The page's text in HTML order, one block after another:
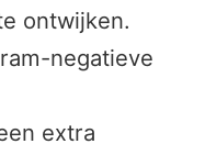
ontwijken.
negatieve
extra